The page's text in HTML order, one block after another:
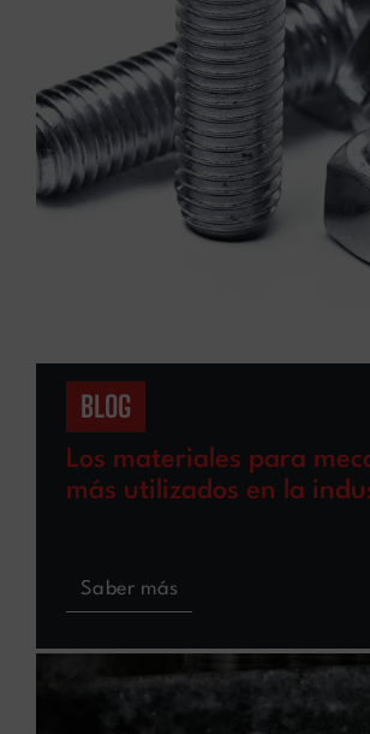
BLOG
Los materiales para
más utilizados en la
Saber más